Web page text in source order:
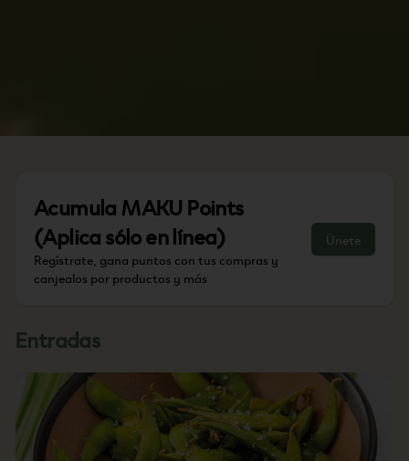
Acumula MAKU Points
(Aplica sólo en línea)
Regístrate, gana puntos con tus compras y
canjealos por productos y más
Únete
Entradas